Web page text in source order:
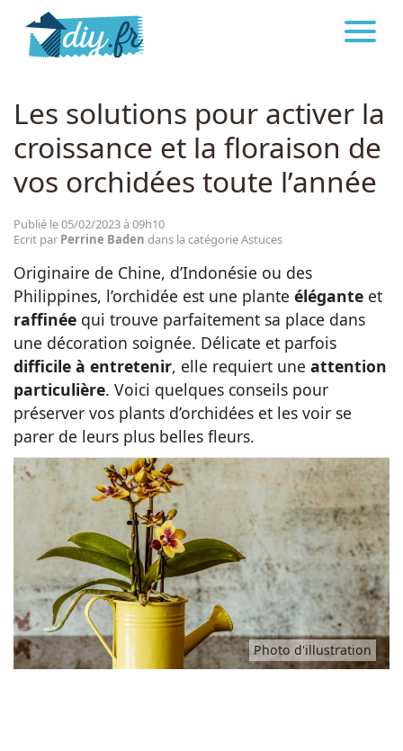
Décoration
Cuisine
Santé
Idées
DIY.FR ASTUCES
Les solutions pour activer la
croissance et la floraison de
vos orchidées toute l’année
Publié le 05/02/2023 à 09h10
Ecrit par Perrine Baden dans la catégorie Astuces
Originaire de Chine, d’Indonésie ou des
Philippines, l’orchidée est une plante élégante et
raffinée qui trouve parfaitement sa place dans
une décoration soignée. Délicate et parfois
difficile à entretenir, elle requiert une attention
particulière. Voici quelques conseils pour
préserver vos plants d’orchidées et les voir se
parer de leurs plus belles fleurs.
Photo d'illustration